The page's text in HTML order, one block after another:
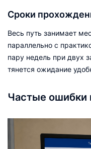
Сроки
Весь путь занимает
параллельно с
пару недель при двух
тянется ожидание
Частые ошибки